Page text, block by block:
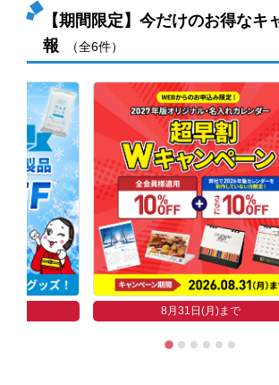
【期間限定】今だけのお得なキ
報
（全6件）
8月31日(月)まで